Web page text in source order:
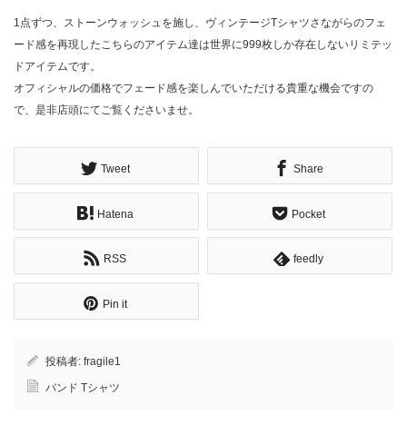
1点ずつ、ストーンウォッシュを施し、ヴィンテージTシャツさながらのフェ
ード感を再現したこちらのアイテム達は世界に999枚しか存在しないリミテッ
ドアイテムです。
オフィシャルの価格でフェード感を楽しんでいただける貴重な機会ですの
で、是非店頭にてご覧くださいませ。
Tweet Share
Hatena Pocket
RSS feedly
Pin it
投稿者: fragile1
バンド Tシャツ